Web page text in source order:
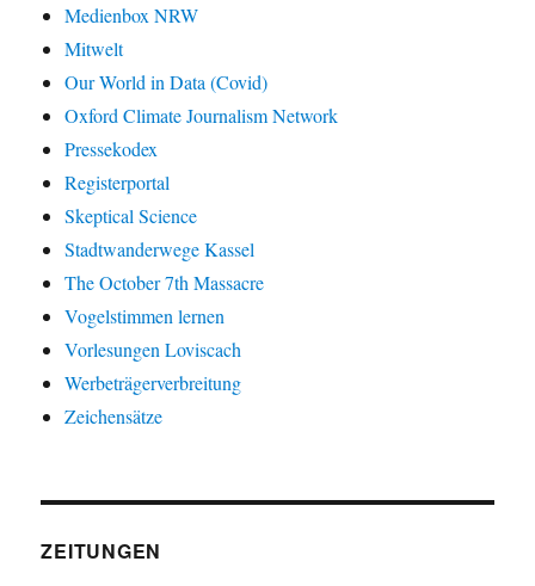
Medienbox NRW
Mitwelt
Our World in Data (Covid)
Oxford Climate Journalism Network
Pressekodex
Registerportal
Skeptical Science
Stadtwanderwege Kassel
The October 7th Massacre
Vogelstimmen lernen
Vorlesungen Loviscach
Werbeträgerverbreitung
Zeichensätze
ZEITUNGEN